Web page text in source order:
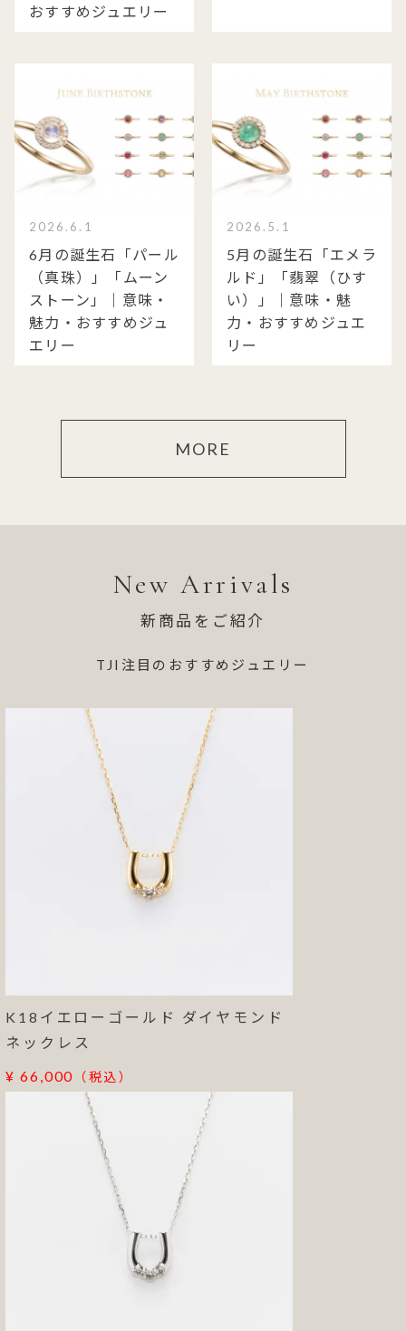
おすすめジュエリー
2026.6.1
6月の誕生石「パール
（真珠）」「ムーン
ストーン」｜意味・
魅力・おすすめジュ
エリー
2026.5.1
5月の誕生石「エメラ
ルド」「翡翠（ひす
い）」｜意味・魅
力・おすすめジュエ
リー
MORE
NewArrivals
新商品をご紹介
TJI注目の おすすめジュエリー
K18イエローゴールド ダイヤモンド
ネックレス
¥ 66,000 （税込）